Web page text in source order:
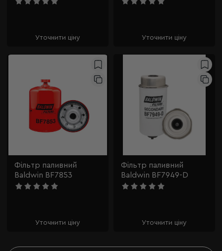
Уточнити ціну Уточнити ціну
Фільтр паливний
Baldwin BF7853
Уточнити ціну
Фільтр паливний
Baldwin BF7949-D
Уточнити ціну